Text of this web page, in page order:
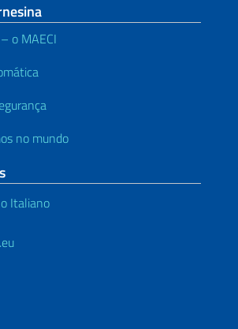
o MAECI
no mundo
Italiano